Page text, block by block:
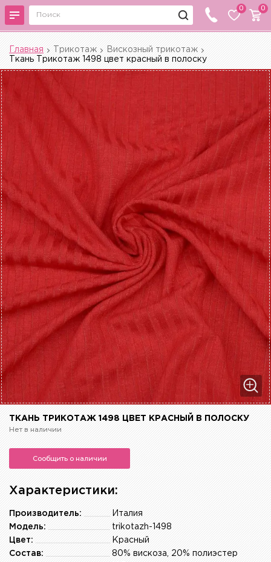
0 0
Главная Трикотаж
Вискозный трикотаж
Ткань Трикотаж 1498 цвет красный в полоску
ТКАНЬ ТРИКОТАЖ 1498 ЦВЕТ КРАСНЫЙ В ПОЛОСКУ
Нет в наличии
Сообщить о наличии
Характеристики:
Италия
Производитель:
trikotazh-1498
Модель:
Красный
Цвет:
80% вискоза, 20% полиэстер
Состав: